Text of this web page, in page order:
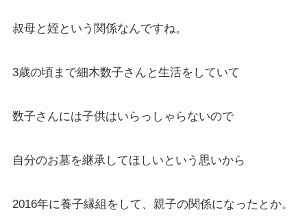
叔母と姪という関係なんですね。
3歳の頃まで細木数子さんと生活をしていて
数子さんには子供はいらっしゃらないので
自分のお墓を継承してほしいという思いから
2016年に養子縁組をして、親子の関係になったとか。